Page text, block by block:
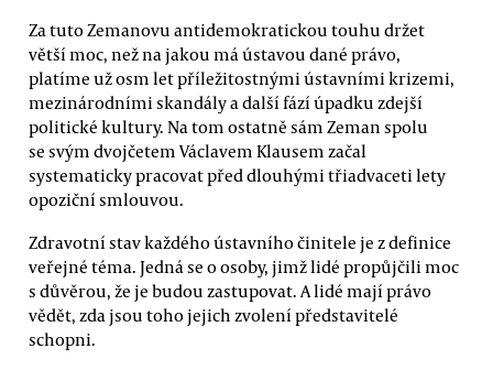
Za tuto Zemanovu antidemokratickou touhu držet
větší moc, než na jakou má ústavou dané právo,
platíme už osm let příležitostnými ústavními krizemi,
mezinárodními skandály a další fází úpadku zdejší
politické kultury. Na tom ostatně sám Zeman spolu
se svým dvojčetem Václavem Klausem začal
systematicky pracovat před dlouhými třiadvaceti lety
opoziční smlouvou.
Zdravotní stav každého ústavního činitele je z definice
veřejné téma. Jedná se o osoby, jimž lidé propůjčili moc
s důvěrou, že je budou zastupovat. A lidé mají právo
vědět, zda jsou toho jejich zvolení představitelé
schopni.